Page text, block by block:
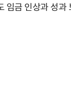
임금 인상과 성과